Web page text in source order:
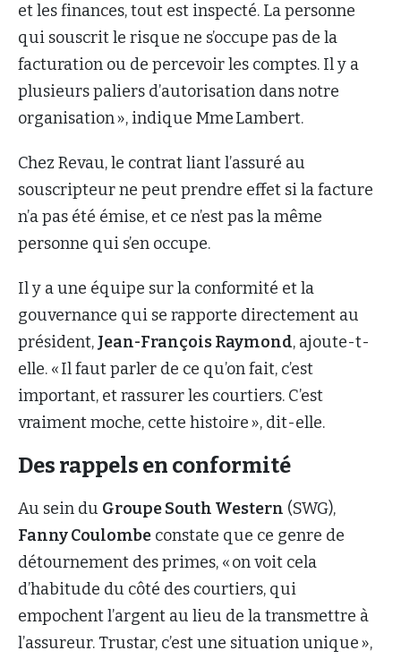
et les finances, tout est inspecté. La personne
qui souscrit le risque ne s’occupe pas de la
facturation ou de percevoir les comptes. Il y a
plusieurs paliers d’autorisation dans notre
organisation », indique Mme Lambert.
Chez Revau, le contrat liant l’assuré au
souscripteur ne peut prendre effet si la facture
n’a pas été émise, et ce n’est pas la même
personne qui s’en occupe.
Il y a une équipe sur la conformité et la
gouvernance qui se rapporte directement au
président, Jean-François Raymond, ajoute-t-
elle. « Il faut parler de ce qu’on fait, c’est
important, et rassurer les courtiers. C’est
vraiment moche, cette histoire », dit-elle.
Des rappels en conformité
Au sein du Groupe South Western (SWG),
Fanny Coulombe constate que ce genre de
détournement des primes, « on voit cela
d’habitude du côté des courtiers, qui
empochent l’argent au lieu de la transmettre à
l’assureur. Trustar, c’est une situation unique »,